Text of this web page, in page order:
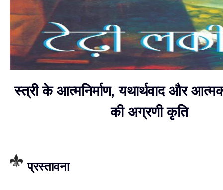
स्त्री के आत्मनिर्माण, यथार्थवाद और
की अग्रणी कृति
प्रस्तावना